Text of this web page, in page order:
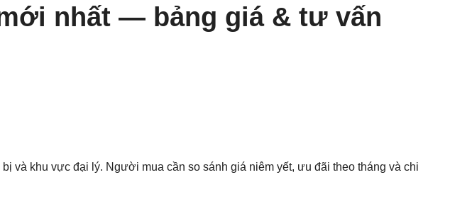
nhất — bảng giá & tư vấn
và khu vực đại lý. Người mua cần so sánh giá niêm yết, ưu đãi theo tháng và chi